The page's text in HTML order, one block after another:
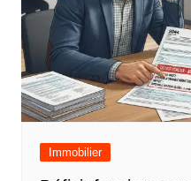
Immobilier